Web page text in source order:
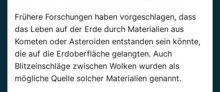
Frühere Forschungen haben vorgeschlagen, dass
das Leben auf der Erde durch Materialien aus
Kometen oder Asteroiden entstanden sein könnte,
die auf die Erdoberfläche gelangten. Auch
Blitzeinschläge zwischen Wolken wurden als
mögliche Quelle solcher Materialien genannt.